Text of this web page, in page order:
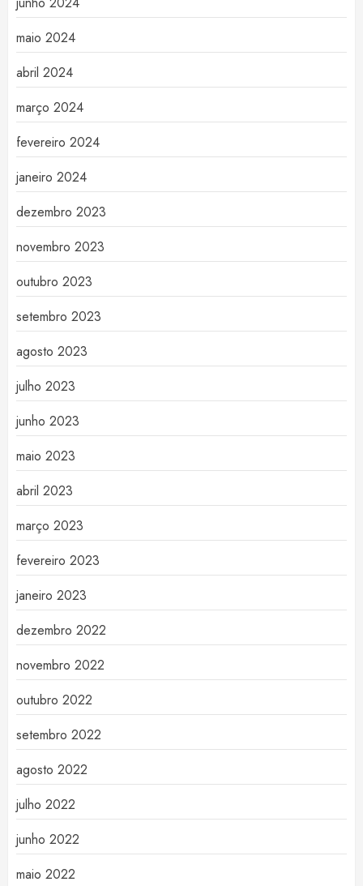
maio 2024
abril 2024
março 2024
fevereiro 2024
janeiro 2024
dezembro 2023
novembro 2023
outubro 2023
setembro 2023
agosto 2023
julho 2023
junho 2023
maio 2023
abril 2023
março 2023
fevereiro 2023
janeiro 2023
dezembro 2022
novembro 2022
outubro 2022
setembro 2022
agosto 2022
julho 2022
junho 2022
maio 2022